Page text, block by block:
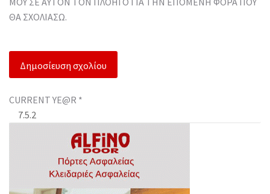
ΘΑ ΣΧΟΛΙΆΣΩ.
CURRENT YE@R *